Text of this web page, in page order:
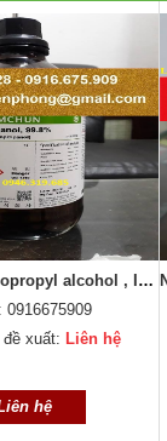
NaBH4 , Sodium borohydride , Natri borohydride ,Samchun , Han quoc
0916675909
xuất: Liên hệ
hệ